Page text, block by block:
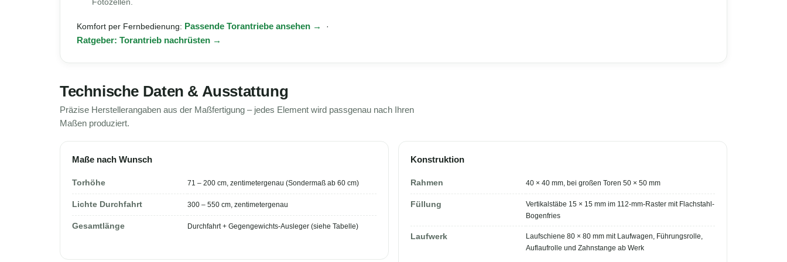
Komfort per Fernbedienung: Passende Torantriebe ansehen →
·
Ratgeber: Torantrieb nachrüsten →
Technische Daten & Ausstattung
Präzise Herstellerangaben aus der Maßfertigung – jedes Element wird passgenau nach Ihren
Maßen produziert.
Maße nach Wunsch
Torhöhe 71 – 200 cm, zentimetergenau (Sondermaß ab 60 cm)
Lichte Durchfahrt 300 – 550 cm, zentimetergenau
Gesamtlänge Durchfahrt + Gegengewichts-Ausleger (siehe Tabelle)
Konstruktion
Rahmen 40 × 40 mm, bei großen Toren 50 × 50 mm
Füllung
Vertikalstäbe 15 × 15 mm im 112-mm-Raster mit Flachstahl-
Bogenfries
Laufwerk
Laufschiene 80 × 80 mm mit Laufwagen, Führungsrolle,
Auflaufrolle und Zahnstange ab Werk